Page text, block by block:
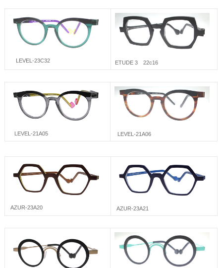
LEVEL-23C32 ETUDE 3 22c16
LEVEL-21A05 LEVEL-21A06
AZUR-23A20 AZUR-23A21